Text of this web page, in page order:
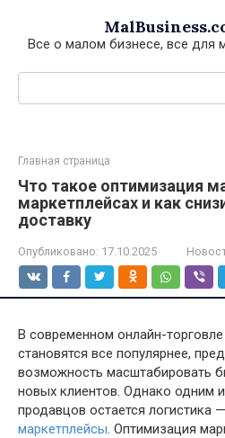
контентуВсе о малом бизнесе, все для
Поиск:
Главная страница
Что такое оптимизация
маркетплейсах и как
доставку
Опубликовано: 17.10.2025
В современном онлайн-
становятся все популярнее,
возможность масштабировать
новых клиентов. Однако одним
продавцов остается логистика —
маркетплейсы. Оптимизация